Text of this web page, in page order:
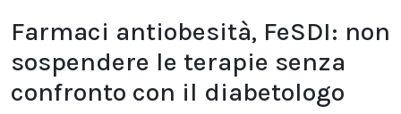
Farmaci antiobesità, FeSDI: non
sospendere le terapie senza
confronto con il diabetologo